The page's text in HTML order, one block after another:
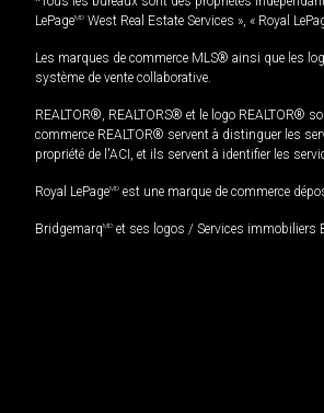
LePageMD West Real Estate Services », « Royal
Les marques de commerce MLS® ainsi que les
système de vente collaborative.
REALTOR®, REALTORS® et le logo REALTOR®
commerce REALTOR® servent à distinguer les
propriété de l'ACI, et ils servent à identifier les
Royal LePageMD est une marque de commerce
BridgemarqMD et ses logos / Services immobiliers